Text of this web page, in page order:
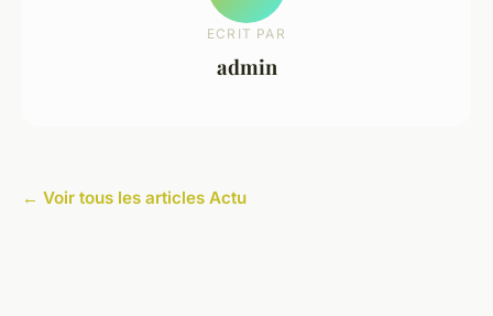
ECRIT PAR
admin
← Voir tous les articles Actu